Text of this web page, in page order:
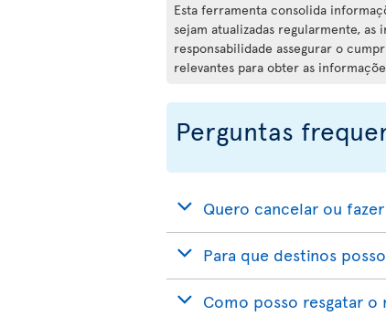
Esta ferramenta consolida
sejam atualizadas regularmente,
responsabilidade assegurar o
relevantes para obter as
Perguntas
Quero cancelar ou
Para que destinos
Como posso resgatar o